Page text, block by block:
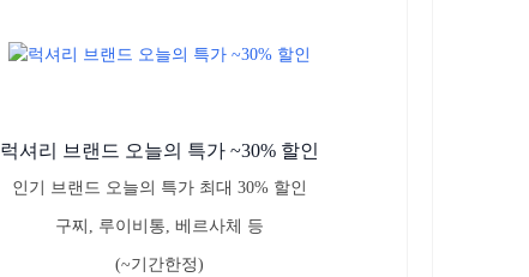
럭셔리 브랜드 오늘의 특가 ~30% 할인
인기 브랜드 오늘의 특가 최대 30% 할인
구찌, 루이비통, 베르사체 등
(~기간한정)